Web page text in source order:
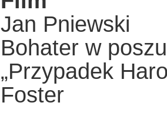
Jan Pniewski
Bohater w
„Przypadek
Foster